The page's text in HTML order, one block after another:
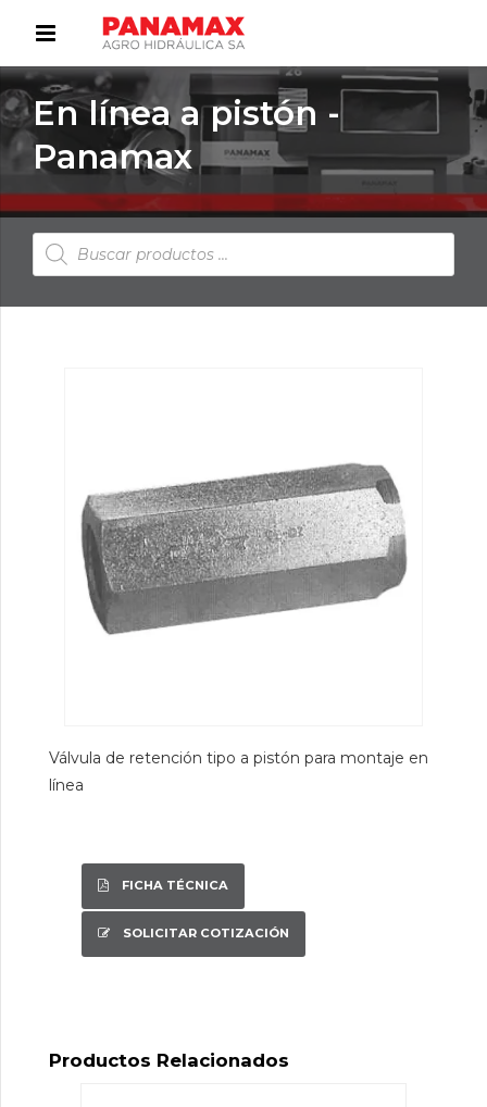
En línea a pistón -
Panamax
Búsqueda
de
Válvula de retención tipo a pistón para montaje en
línea
FICHA TÉCNICA
SOLICITAR COTIZACIÓN
Productos Relacionados